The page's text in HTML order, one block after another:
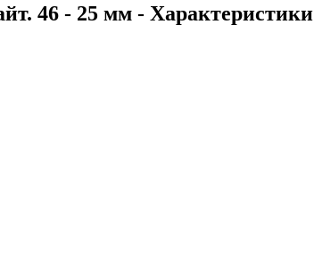
46 - 25 мм - Характеристики